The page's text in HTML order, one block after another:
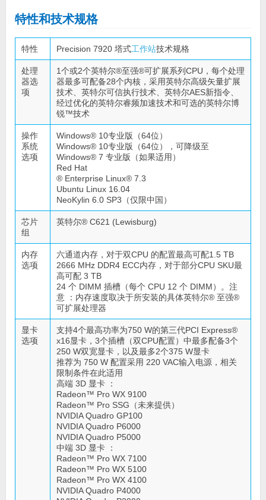
特性和技术规格
特性 Precision 7920 塔式工作站技术规格
处理
器选
项
1个或2个英特尔®至强®可扩展系列CPU，每个处理
器最多可配备28个内核，采用英特尔高级矢量扩展
技术、英特尔可信执行技术、英特尔AES新指令、
经过优化的英特尔睿频加速技术和可选的英特尔博
锐™技术
操作
系统
选项
Windows® 10专业版（64位）
Windows® 10专业版（64位），可降级至
Windows® 7 专业版（如果适用）
Red Hat
® Enterprise Linux® 7.3
Ubuntu Linux 16.04
NeoKylin 6.0 SP3（仅限中国）
芯片
组
英特尔® C621 (Lewisburg)
内存
选项
六通道内存，对于双CPU 的配置最高可配1.5 TB
2666 MHz DDR4 ECC内存，对于部分CPU SKU最
高可配 3 TB
24 个 DIMM 插槽（每个 CPU 12 个 DIMM）。注
意 ：内存速度取决于所安装的具体英特尔® 至强®
可扩展处理器
显卡
选项
支持4个最高功率为750 W的第三代PCI Express®
x16显卡，3个插槽（双CPU配置）中最多配备3个
250 W双宽显卡，以及最多2个375 W显卡
推荐为 750 W 配置采用 220 VAC输入电源，相关
限制条件在此适用
高端 3D 显卡 ：
Radeon™ Pro WX 9100
Radeon™ Pro SSG（未来提供）
NVIDIA Quadro GP100
NVIDIA Quadro P6000
NVIDIA Quadro P5000
中端 3D 显卡 ：
Radeon™ Pro WX 7100
Radeon™ Pro WX 5100
Radeon™ Pro WX 4100
NVIDIA Quadro P4000